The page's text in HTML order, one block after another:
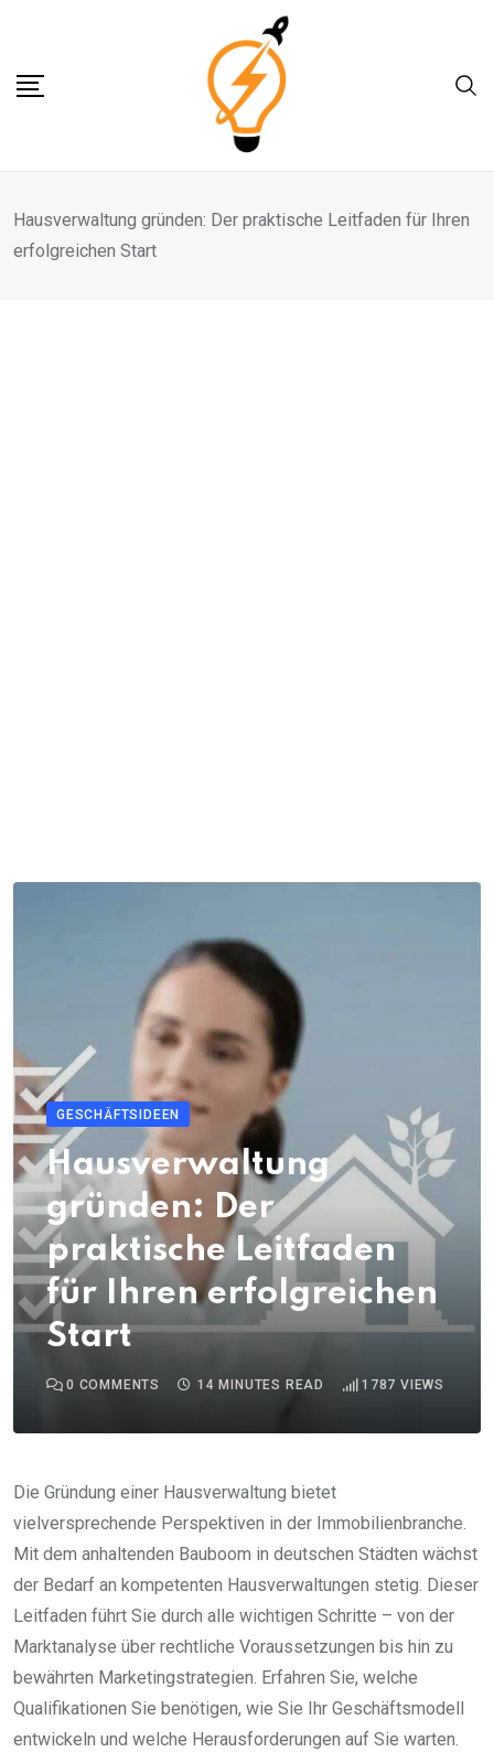
Hausverwaltung gründen: Der praktische Leitfaden für Ihren
erfolgreichen Start
GESCHÄFTSIDEEN
Hausverwaltung
gründen: Der
praktische Leitfaden
für Ihren erfolgreichen
Start
0 COMMENTS 14 MINUTES READ 1787 VIEWS
Die Gründung einer Hausverwaltung bietet
vielversprechende Perspektiven in der Immobilienbranche.
Mit dem anhaltenden Bauboom in deutschen Städten wächst
der Bedarf an kompetenten Hausverwaltungen stetig. Dieser
Leitfaden führt Sie durch alle wichtigen Schritte – von der
Marktanalyse über rechtliche Voraussetzungen bis hin zu
bewährten Marketingstrategien. Erfahren Sie, welche
Qualifikationen Sie benötigen, wie Sie Ihr Geschäftsmodell
entwickeln und welche Herausforderungen auf Sie warten.